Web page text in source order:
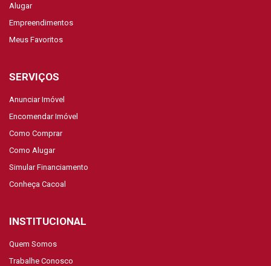
Alugar
Empreendimentos
Meus Favoritos
SERVIÇOS
Anunciar Imóvel
Encomendar Imóvel
Como Comprar
Como Alugar
Simular Financiamento
Conheça Cacoal
INSTITUCIONAL
Quem Somos
Trabalhe Conosco